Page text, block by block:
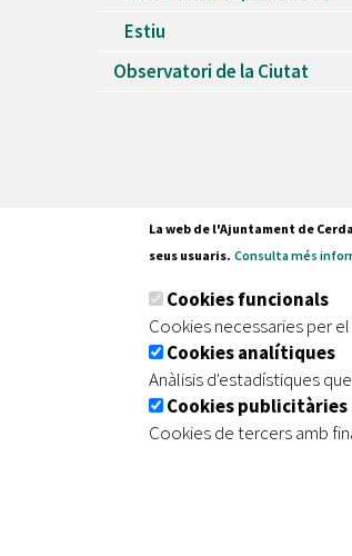
Estiu
Observatori de la Ciutat
| Avís legal | Protecció
La web de l'Ajuntament de
seus usuaris. Consulta més
Cookies funcionals
Cookies necessaries per
Cookies analítiques
Anàlisis d'estadístiques
Cookies publicitàries
Cookies de tercers amb